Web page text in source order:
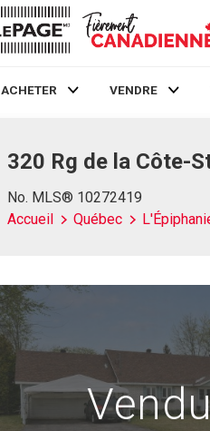
ACHETER VENDRE
320 Rg de la Côte-
No. MLS® 10272419
Accueil
Québec